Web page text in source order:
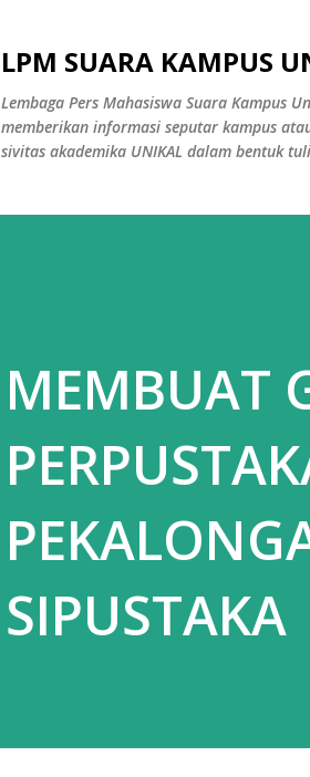
LPM SUARA KAMPUS
Lembaga Pers Mahasiswa Suara Kampus
memberikan informasi seputar kampus
sivitas akademika UNIKAL dalam bentuk
MEMBUAT
SIPUSTAKA